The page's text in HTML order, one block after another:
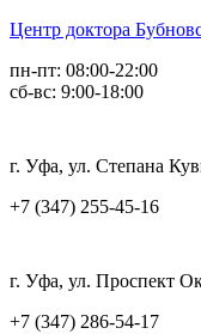
Центр доктора
пн-пт: 08:00-22:00
сб-вс: 9:00-18:00
г. Уфа, ул. Степана
+7 (347) 255-45-16
г. Уфа, ул. Проспект
+7 (347) 286-54-17